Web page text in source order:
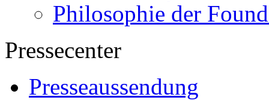
Philosophie der
Pressecenter
Presseaussendung